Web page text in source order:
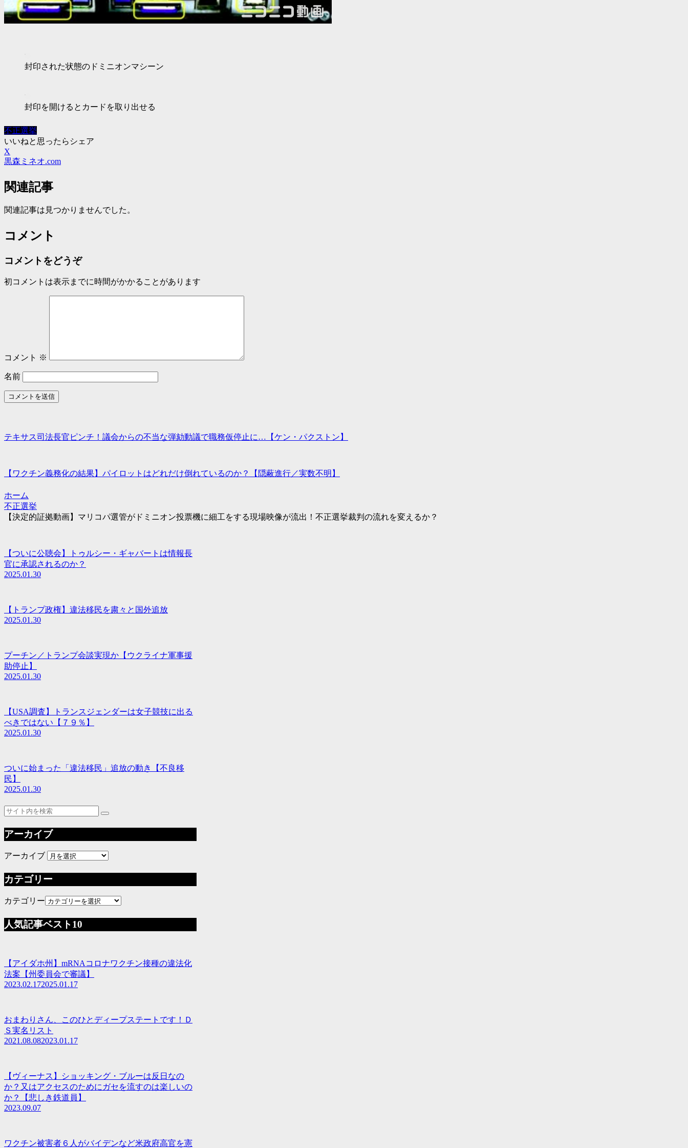
封印された状態のドミニオンマシーン
封印を開けるとカードを取り出せる
不正選挙
いいねと思ったらシェア
X
黒森ミネオ.com
関連記事
関連記事は見つかりませんでした。
コメント
コメントをどうぞ
初コメントは表示までに時間がかかることがあります
コメント ※
名前
テキサス司法長官ピンチ！議会からの不当な弾劾動議で職務仮停止に…【ケン・パクストン】
【ワクチン義務化の結果】パイロットはどれだけ倒れているのか？【隠蔽進行／実数不明】
ホーム
不正選挙
【決定的証拠動画】マリコパ選管がドミニオン投票機に細工をする現場映像が流出！不正選挙裁判の流れを変えるか？
【ついに公聴会】トゥルシー・ギャバートは情報長
官に承認されるのか？
2025.01.30
【トランプ政権】違法移民を粛々と国外追放
2025.01.30
プーチン／トランプ会談実現か【ウクライナ軍事援
助停止】
2025.01.30
【USA調査】トランスジェンダーは女子競技に出る
べきではない【７９％】
2025.01.30
ついに始まった「違法移民」追放の動き【不良移
民】
2025.01.30
アーカイブ
アーカイブ
カテゴリー
カテゴリー
人気記事ベスト10
【アイダホ州】mRNAコロナワクチン接種の違法化
法案【州委員会で審議】
2023.02.172025.01.17
おまわりさん、このひとディープステートです！Ｄ
Ｓ実名リスト
2021.08.082023.01.17
【ヴィーナス】ショッキング・ブルーは反日なの
か？又はアクセスのためにガセを流すのは楽しいの
か？【悲しき鉄道員】
2023.09.07
ワクチン被害者６人がバイデンなど米政府高官を憲